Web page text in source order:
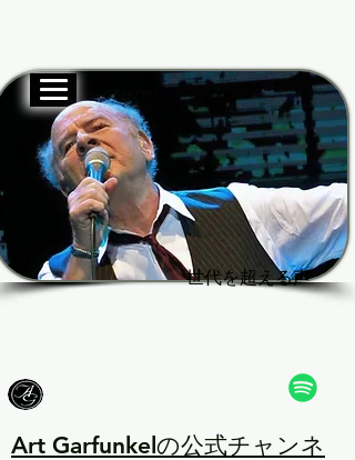
世代を超える声
世代を超える声
公式ウェブサイト
Art Garfunkelの公式チャンネ